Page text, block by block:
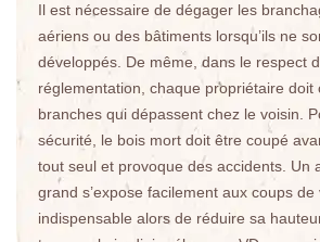
Il est nécessaire de dégager les
aériens ou des bâtiments lorsqu’ils ne
développés. De même, dans le respect
réglementation, chaque propriétaire doit
branches qui dépassent chez le voisin.
sécurité, le bois mort doit être coupé
tout seul et provoque des accidents. Un
grand s’expose facilement aux coups de
indispensable alors de réduire sa